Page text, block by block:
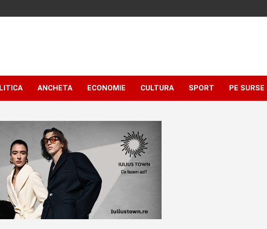
ANCHETA ECONOMIE CULTURA SPORT PE SURSE